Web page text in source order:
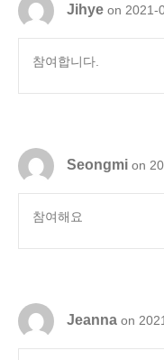
Jihye on 2021-
참여합니다.
Seongmi on
참여해요
Jeanna on